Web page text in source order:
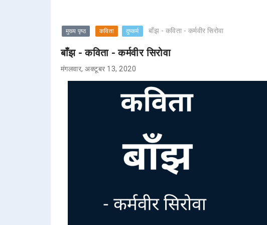
मुख्य पृष्ठ कविता दुष्कर्म बाँझ - कविता - कर्मवीर सिरोवा
बाँझ - कविता - कर्मवीर सिरोवा
मंगलवार, अक्टूबर 13, 2020